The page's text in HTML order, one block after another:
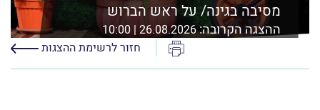
מסיבה בגינה/ על ראש הברוש
ההצגה הקרובה:26.08.2026 | 10:00
אולם אסיא, מוזיאון ת"א,שד' שאול המלך 21 ת"א
לפרטים נוספים ורכישה
חזור לרשימת ההצגות